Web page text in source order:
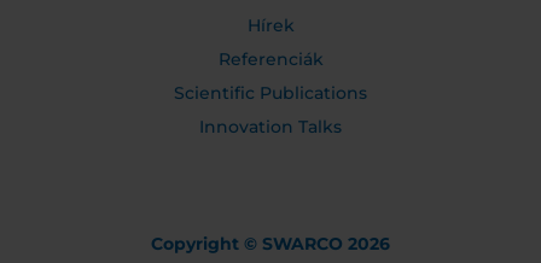
Hírek
Referenciák
Scientific Publications
Innovation Talks
Copyright © SWARCO 2026